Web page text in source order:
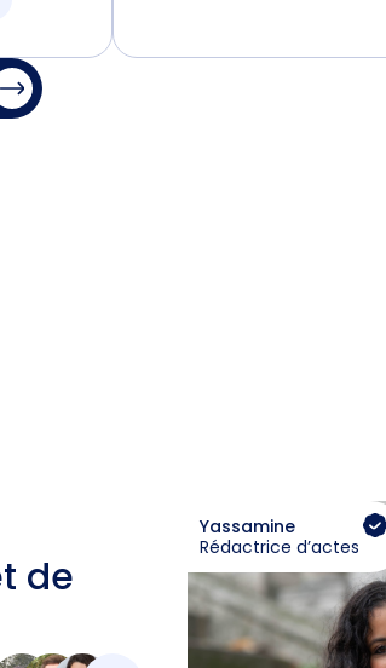
de
Yassamine
Rédactrice d’actes